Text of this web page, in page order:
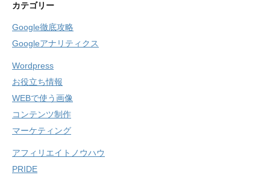
カテゴリー
Google徹底攻略
Googleアナリティクス
Wordpress
お役立ち情報
WEBで使う画像
コンテンツ制作
マーケティング
アフィリエイトノウハウ
PRIDE